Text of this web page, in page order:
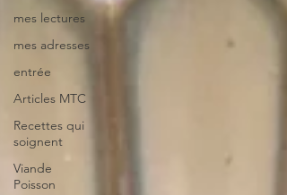
mes lectures
mes adresses
entrée
Articles MTC
Recettes qui
soignent
Viande
Poisson